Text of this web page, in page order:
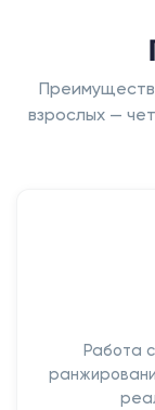
взрослых —
Работа